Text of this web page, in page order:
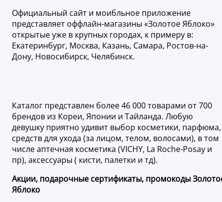
Официальный сайт и моибльное приложение
представляет оффлайн-магазины «Золотое Яблоко»
открытые уже в крупных городах, к примеру в:
Екатеринбург, Москва, Казань, Самара, Ростов-на-
Дону, Новосибирск, Челябинск.
Каталог представлен более 46 000 товарами от 700
брендов из Кореи, Японии и Тайланда. Любую
девушку приятно удивит выбор косметики, парфюма,
средств для ухода (за лицом, телом, волосами), в том
числе аптечная косметика (VICHY, La Roche-Posay и
пр), аксессуары ( кисти, палетки и тд).
Акции, подарочные сертификаты, промокоды
Яблоко